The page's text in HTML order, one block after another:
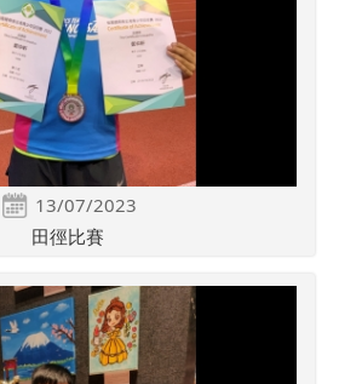
13/07/2023
田徑比賽